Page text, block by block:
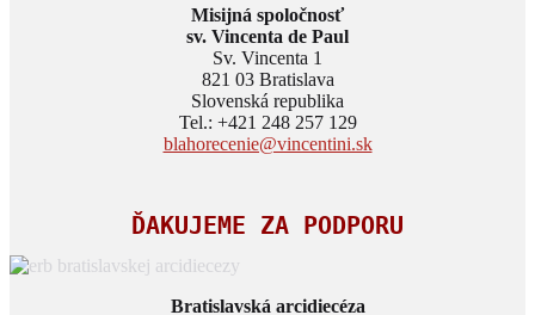
Misijná spoločnosť
sv. Vincenta de Paul
Sv. Vincenta 1
821 03 Bratislava
Slovenská republika
Tel.: +421 248 257 129
blahorecenie@vincentini.sk
ĎAKUJEME ZA PODPORU